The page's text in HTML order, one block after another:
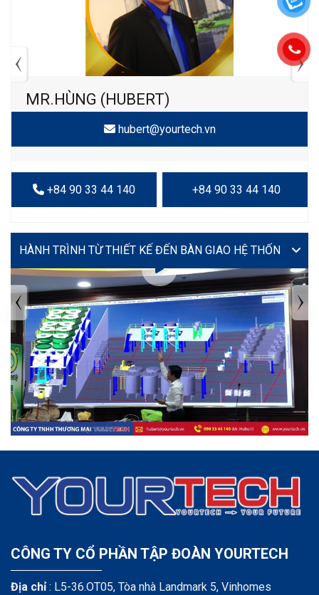
MR.HÙNG (HUBERT)
hubert@yourtech.vn
+84 90 33 44 140 +84 90 33 44 140
VIDEO
TIN TỨC MỚI NHẤT
Tuyển dụng: Nhân viên KẾ TOÁN
CÔNG TY CỔ PHẦN TẬP ĐOÀN YOURTECH
Địa chỉ: L5-36.OT05, Tòa nhà Landmark 5, Vinhomes